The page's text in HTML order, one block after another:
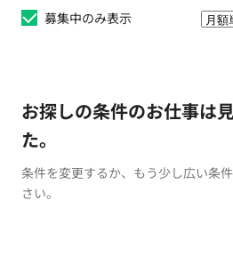
募集中のみ表示
お探しの条件のお仕事は
た。
条件を変更するか、もう少し広い条
さい。